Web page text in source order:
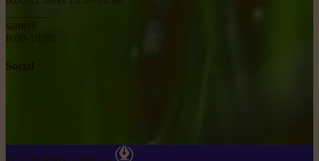
samedi
8:00-18:00
Social